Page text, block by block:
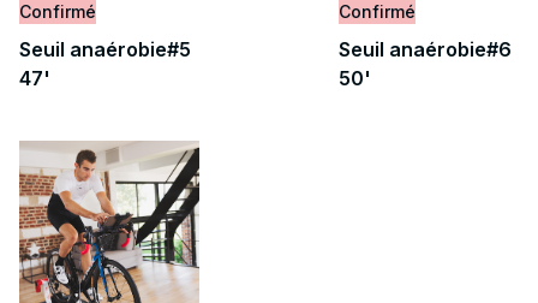
Confirmé
Seuil anaérobie#5
47'
Confirmé
Seuil anaérobie#6
50'